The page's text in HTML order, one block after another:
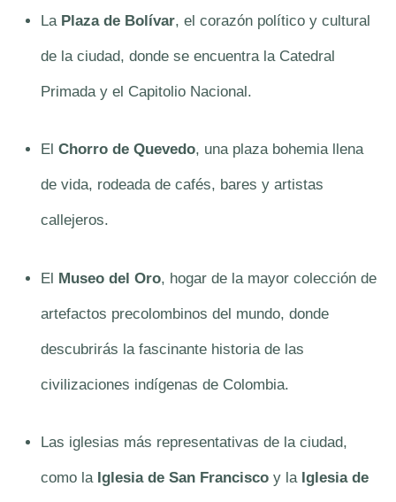
La Plaza de Bolívar, el corazón político y cultural
de la ciudad, donde se encuentra la Catedral
Primada y el Capitolio Nacional.
El Chorro de Quevedo, una plaza bohemia llena
de vida, rodeada de cafés, bares y artistas
callejeros.
El Museo del Oro, hogar de la mayor colección de
artefactos precolombinos del mundo, donde
descubrirás la fascinante historia de las
civilizaciones indígenas de Colombia.
Las iglesias más representativas de la ciudad,
como la Iglesia de San Franciscoy la Iglesia de